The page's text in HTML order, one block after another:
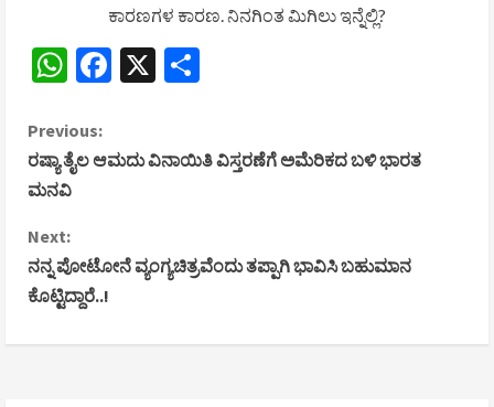
ಕಾರಣಗಳ ಕಾರಣ. ನಿನಗಿಂತ ಮಿಗಿಲು ಇನ್ನೆಲ್ಲಿ?
WhatsApp
Facebook
X
C
o
n
t
Previous:
ರಷ್ಯಾ ತೈಲ ಆಮದು ವಿನಾಯಿತಿ ವಿಸ್ತರಣೆಗೆ ಅಮೆರಿಕದ ಬಳಿ ಭಾರತ
ಮನವಿ
Next:
ನನ್ನ ಪೋಟೋನೆ ವ್ಯಂಗ್ಯಚಿತ್ರವೆಂದು ತಪ್ಪಾಗಿ ಭಾವಿಸಿ ಬಹುಮಾನ
ಕೊಟ್ಟಿದ್ದಾರೆ..!